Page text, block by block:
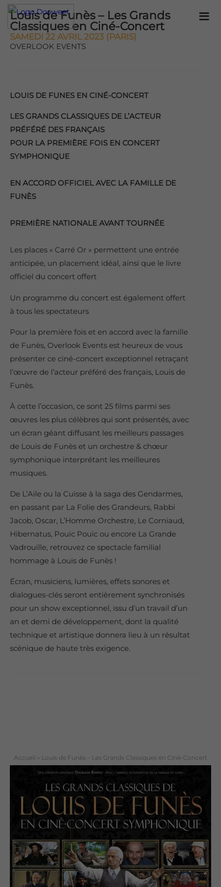
Louis de Funès – Les Grands
Classiques en Ciné-Concert
SAMEDI 22 AVRIL 2023 (PARIS)
OVERLOOK EVENTS
LOUIS DE FUNES EN CINÉ-CONCERT
LES GRANDS CLASSIQUES DE L’ACTEUR
PRÉFÉRÉ DES FRANÇAIS
POUR LA PREMIÈRE FOIS EN CONCERT
SYMPHONIQUE
EN ACCORD OFFICIEL AVEC LA FAMILLE DE
FUNÈS
PREMIÈRE NATIONALE AVANT TOURNÉE
Les places « Carré Or » permettent une entrée
anticipée, un placement idéal, ainsi que le livre
officiel du concert offert
Un programme du concert est également offert
à tous les spectateurs
Pour la première fois et en accord avec la famille
de Funès, Overlook Events est heureux de vous
présenter ce ciné-concert exceptionnel retraçant
l’œuvre de l’acteur préféré des français, Louis de
Funès.
À cette l’occasion, ce sont 25 films parmi ses
œuvres les plus célèbres qui sont présentés, avec
un écran géant diffusant les meilleurs passages
de Louis de Funès et un orchestre & chœur
symphonique interprétant les meilleures
musiques.
De L’Aile ou la Cuisse à la saga des Gendarmes,
en passant par La Folie des Grandeurs, Rabbi
Jacob, Oscar, L’Homme Orchestre, Le Corniaud,
Hibernatus, Pouic Pouic ou encore La Grande
Vadrouille, retrouvez ce spectacle familial
hommage à Louis de Funès !
Écran, musiciens, lumières, effets sonores et
dialogues-clés seront entièrement synchronisés
pour un show exceptionnel, issu d’un travail d’un
an et demi de développement, dont la qualité
technique et artistique donnera lieu à un résultat
scénique de haute très exigence.
Accueil » Louis de Funès – Les Grands Classiques en Ciné-Concert